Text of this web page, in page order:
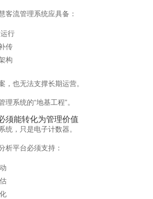
客流管理系统应具备：
行
传
构
，也无法支撑长期运营。
理系统的“地基工程”。
须能转化为管理价值
统，只是电子计数器。
析平台必须支持：